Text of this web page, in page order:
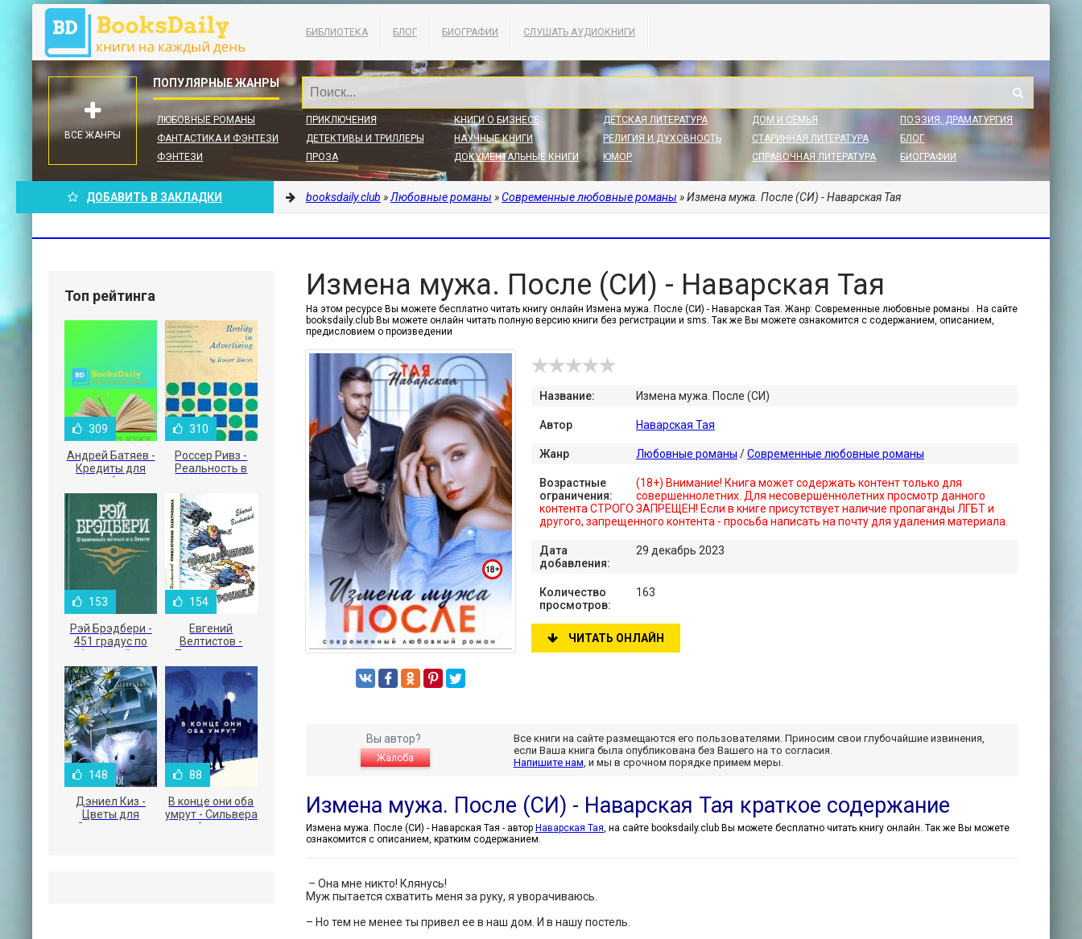
БИБЛИОТЕКА БЛОГ БИОГРАФИИ СЛУШАТЬ АУДИОКНИГИ
ЛЮБОВНЫЕ РОМАНЫ
ФАНТАСТИКА И ФЭНТЕЗИ
ФЭНТЕЗИ
ПРИКЛЮЧЕНИЯ
ДЕТЕКТИВЫ И ТРИЛЛЕРЫ
ПРОЗА
КНИГИ О БИЗНЕСЕ
НАУЧНЫЕ КНИГИ
ДОКУМЕНТАЛЬНЫЕ КНИГИ
ДЕТСКАЯ ЛИТЕРАТУРА
РЕЛИГИЯ И ДУХОВНОСТЬ
ЮМОР
ДОМ И СЕМЬЯ
СТАРИННАЯ ЛИТЕРАТУРА
СПРАВОЧНАЯ ЛИТЕРАТУРА
ПОЭЗИЯ, ДРАМАТУРГИЯ
БЛОГ
БИОГРАФИИ
ВСЕ ЖАНРЫ
ДОБАВИТЬ В ЗАКЛАДКИ booksdaily.club »Любовные романы »Современные любовные романы » Измена мужа. После (СИ) - Наварская Тая
Измена мужа. После (СИ) - Наварская Тая
На этом ресурсе Вы можете бесплатно читать книгу онлайн Измена мужа. После (СИ) - Наварская Тая. Жанр: Современные любовные романы . На сайте
booksdaily.club Вы можете онлайн читать полную версию книги без регистрации и sms. Так же Вы можете ознакомится с содержанием, описанием,
предисловием о произведении
Название: Измена мужа. После (СИ)
Автор Наварская Тая
Жанр Любовные романы /Современные любовные романы
Возрастные
ограничения:
(18+) Внимание! Книга может содержать контент только для
совершеннолетних. Для несовершеннолетних просмотр данного
контента СТРОГО ЗАПРЕЩЕН! Если в книге присутствует наличие пропаганды ЛГБТ и
другого, запрещенного контента - просьба написать на почту для удаления материала.
Дата
добавления:
29 декабрь 2023
Количество
просмотров:
163
ЧИТАТЬ ОНЛАЙН
Вы автор?
Жалоба
Все книги на сайте размещаются его пользователями. Приносим свои глубочайшие извинения,
если Ваша книга была опубликована без Вашего на то согласия.
Напишите нам , и мы в срочном порядке примем меры.
Измена мужа. После (СИ) - Наварская Тая краткое содержание
Измена мужа. После (СИ) - Наварская Тая - автор Наварская Тая , на сайте booksdaily.club Вы можете бесплатно читать книгу онлайн. Так же Вы можете
ознакомится с описанием, кратким содержанием.
– Она мне никто! Клянусь!
Муж пытается схватить меня за руку, я уворачиваюсь.
– Но тем не менее ты привел ее в наш дом. И в нашу постель.
Топ рейтинга
309
Андрей Батяев -
Кредиты для
малого бизнеса
310
Россер Ривз -
Реальность в
153
Рэй Брэдбери -
451 градус по
Фаренгейту
154
Евгений
Велтистов -
Приключения
Электроника
148
Дэниел Киз -
Цветы для
Элджернона
88
В конце они оба
умрут - Сильвера
Адам